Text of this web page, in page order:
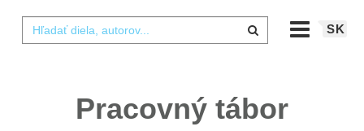
SK
Pracovný tábor